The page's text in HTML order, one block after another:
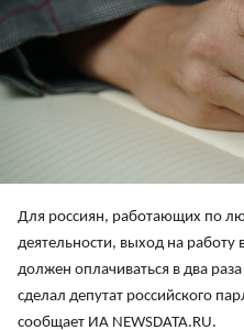
Для россиян, работающих по
деятельности, выход на работу
должен оплачиваться в два
сделал депутат российского
сообщает ИА NEWSDATA.RU.